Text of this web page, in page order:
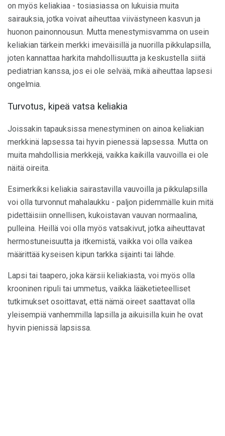
on myös keliakiaa - tosiasiassa on lukuisia muita
sairauksia, jotka voivat aiheuttaa viivästyneen kasvun ja
huonon painonnousun. Mutta menestymisvamma on usein
keliakian tärkein merkki imeväisillä ja nuorilla pikkulapsilla,
joten kannattaa harkita mahdollisuutta ja keskustella siitä
pediatrian kanssa, jos ei ole selvää, mikä aiheuttaa lapsesi
ongelmia.
Turvotus, kipeä vatsa keliakia
Joissakin tapauksissa menestyminen on ainoa keliakian
merkkinä lapsessa tai hyvin pienessä lapsessa. Mutta on
muita mahdollisia merkkejä, vaikka kaikilla vauvoilla ei ole
näitä oireita.
Esimerkiksi keliakia sairastavilla vauvoilla ja pikkulapsilla
voi olla turvonnut mahalaukku - paljon pidemmälle kuin mitä
pidettäisiin onnellisen, kukoistavan vauvan normaalina,
pulleina. Heillä voi olla myös vatsakivut, jotka aiheuttavat
hermostuneisuutta ja itkemistä, vaikka voi olla vaikea
määrittää kyseisen kipun tarkka sijainti tai lähde.
Lapsi tai taapero, joka kärsii keliakiasta, voi myös olla
krooninen ripuli tai ummetus, vaikka lääketieteelliset
tutkimukset osoittavat, että nämä oireet saattavat olla
yleisempiä vanhemmilla lapsilla ja aikuisilla kuin he ovat
hyvin pienissä lapsissa.